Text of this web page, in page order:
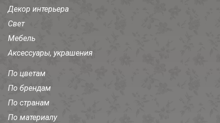
Декор интерьера
Свет
Мебель
Аксессуары, украшения
По цветам
По брендам
По странам
По материалу